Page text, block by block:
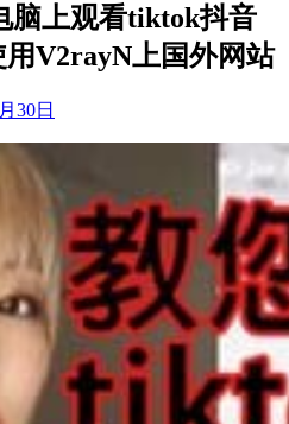
脑上观看tiktok抖音
用V2rayN上国外网站
30日